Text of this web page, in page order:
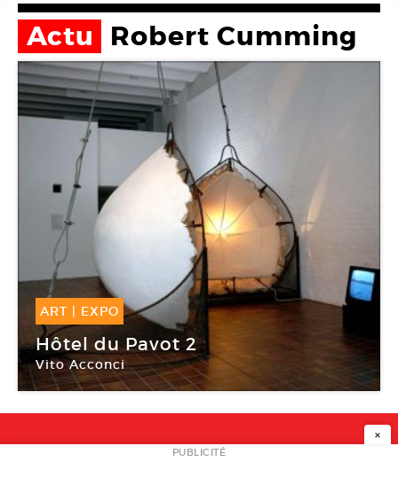
Actu Robert Cumming
ART | EXPO
30 Sep -04 Fév 2018
Hôtel du Pavot 2
Vito Acconci
Le château, Rentilly
NEWSLETTER
×
PUBLICITÉ